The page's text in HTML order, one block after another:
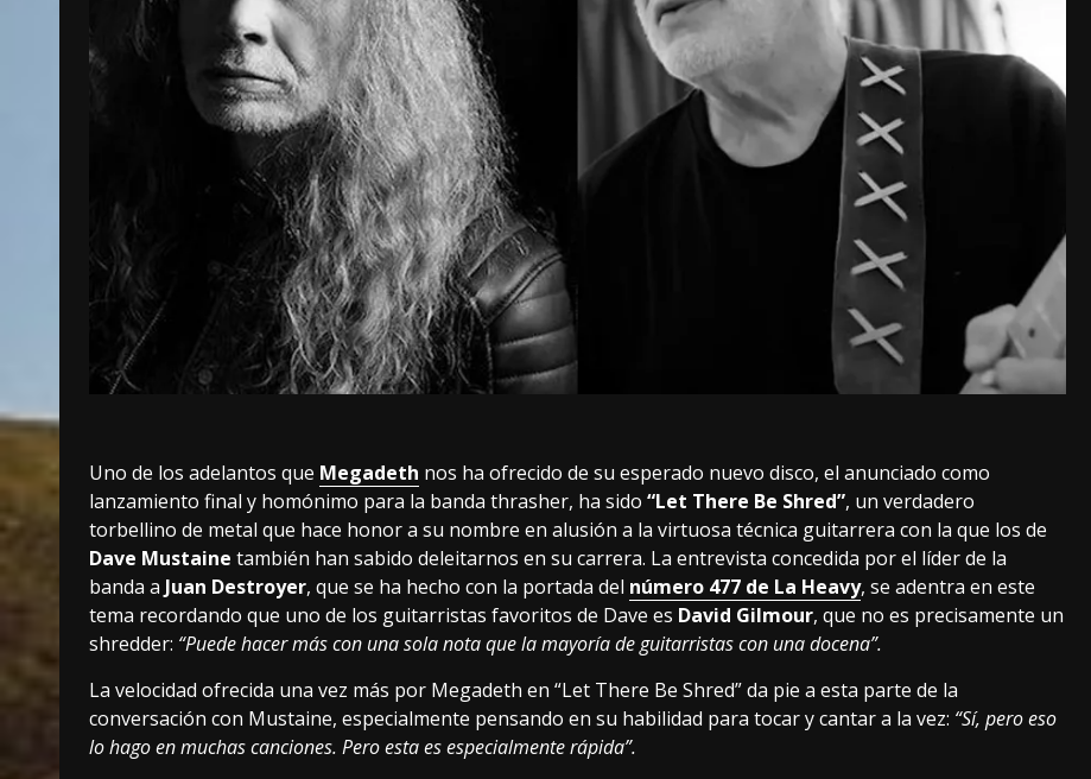
Uno de los adelantos que Megadeth nos ha ofrecido de su esperado nuevo disco, el anunciado como
lanzamiento final y homónimo para la banda thrasher, ha sido “Let There Be Shred”, un verdadero
torbellino de metal que hace honor a su nombre en alusión a la virtuosa técnica guitarrera con la que los de
Dave Mustaine también han sabido deleitarnos en su carrera. La entrevista concedida por el líder de la
banda a Juan Destroyer, que se ha hecho con la portada del número 477 de La Heavy, se adentra en este
tema recordando que uno de los guitarristas favoritos de Dave es David Gilmour, que no es precisamente un
shredder: “Puede hacer más con una sola nota que la mayoría de guitarristas con una docena”.
La velocidad ofrecida una vez más por Megadeth en “Let There Be Shred” da pie a esta parte de la
conversación con Mustaine, especialmente pensando en su habilidad para tocar y cantar a la vez: “Sí, pero eso
lo hago en muchas canciones. Pero esta es especialmente rápida”.